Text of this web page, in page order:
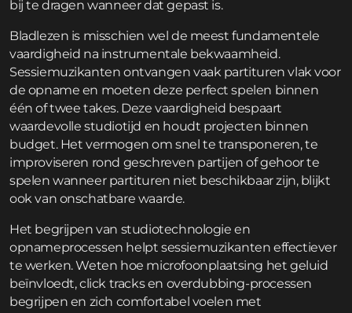
bij te dragen wanneer dat gepast is.
Bladlezen is misschien wel de meest fundamentele
vaardigheid na instrumentale bekwaamheid.
Sessiemuzikanten ontvangen vaak partituren vlak voor
de opname en moeten deze perfect spelen binnen
één of twee takes. Deze vaardigheid bespaart
waardevolle studiotijd en houdt projecten binnen
budget. Het vermogen om snel te transponeren, te
improviseren rond geschreven partijen of gehoor te
spelen wanneer partituren niet beschikbaar zijn, blijkt
ook van onschatbare waarde.
Het begrijpen van studiotechnologie en
opnameprocessen helpt sessiemuzikanten effectiever
te werken. Weten hoe microfoonplaatsing het geluid
beïnvloedt, click tracks en overdubbing-processen
begrijpen en zich comfortabel voelen met